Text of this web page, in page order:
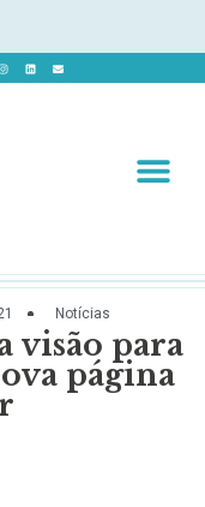
Notícias
visão para
página